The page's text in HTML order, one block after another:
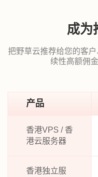
成为
把野草云推荐给您的客
续性高额佣金
产品
香港VPS / 香
港云服务器
香港独立服